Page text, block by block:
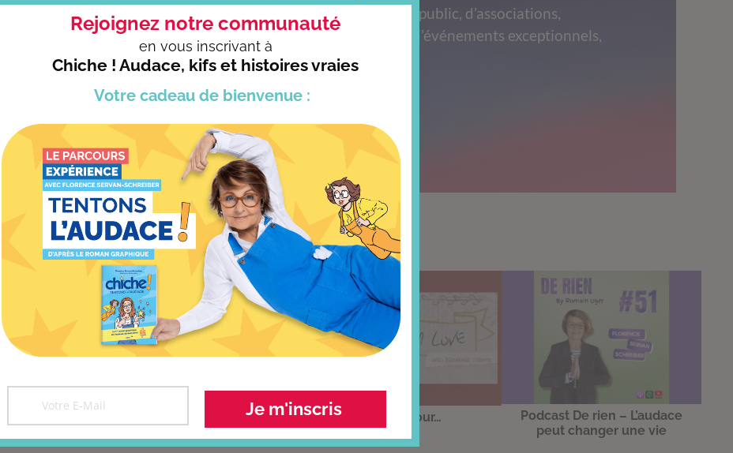
Florence intervient auprès des entreprises, du grand public, d’associations,
d’établissements d’enseignements supérieur ou lors d’événements exceptionnels,
autour des sujets développés dans ses ouvrages.
Voir toutes les conférences
CONTACTEZ-NOUS >
À LIRE AUSSI
ça existe ?
Interview : Bienvenue chez
vous
Cher Amour…
Podcast De rien – L’audace
peut changer une vie
Votre cadeau de bienvenue :
Rejoignez notre communauté
en vous inscrivant à
Chiche ! Audace, kifs et histoires vraies
Je m'inscris